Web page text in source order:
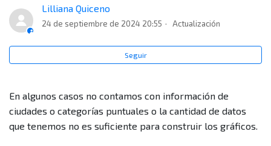
información de una ciudad o categoría en particular?
información de otros medios de pago diferentes a las
¿Cuál es la principal diferencia entre el Contexto de
mercado y el Reporte de temporada? ¿Cuándo uso
cada uno?
Lilliana Quiceno
24 de septiembre de 2024 20:55 Actualización
Seguir
En algunos casos no contamos con información de
ciudades o categorías puntuales o la cantidad de datos
que tenemos no es suficiente para construir los gráficos.